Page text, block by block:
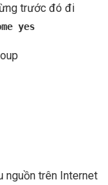
trước đó đi
yes
nguồn trên Internet